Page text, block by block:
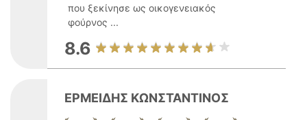
που ξεκίνησε ως οικογενειακός
φούρνος ...
8.6
ΕΡΜΕΙΔΗΣ ΚΩΝΣΤΑΝΤΙΝΟΣ